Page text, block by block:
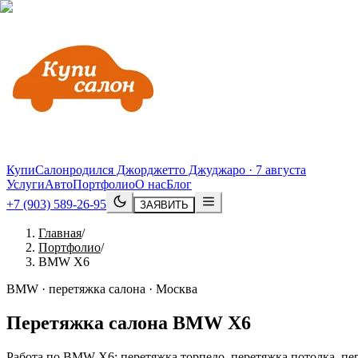
КупиСалонродился Джорджетто Джуджаро · 7 августа
УслугиАвтоПортфолиоО насБлог
+7 (903) 589-26-95
ЗАЯВИТЬ
Главная/
Портфолио/
BMW X6
BMW · перетяжка салона · Москва
Перетяжка салона BMW X6